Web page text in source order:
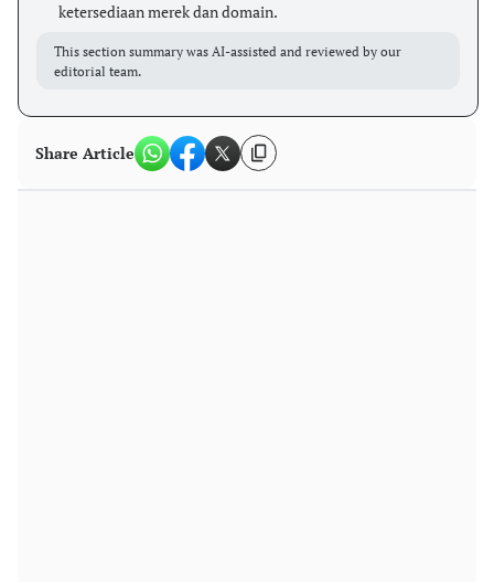
ketersediaan merek dan domain.
This section summary was AI-assisted and reviewed by our
editorial team.
Share Article